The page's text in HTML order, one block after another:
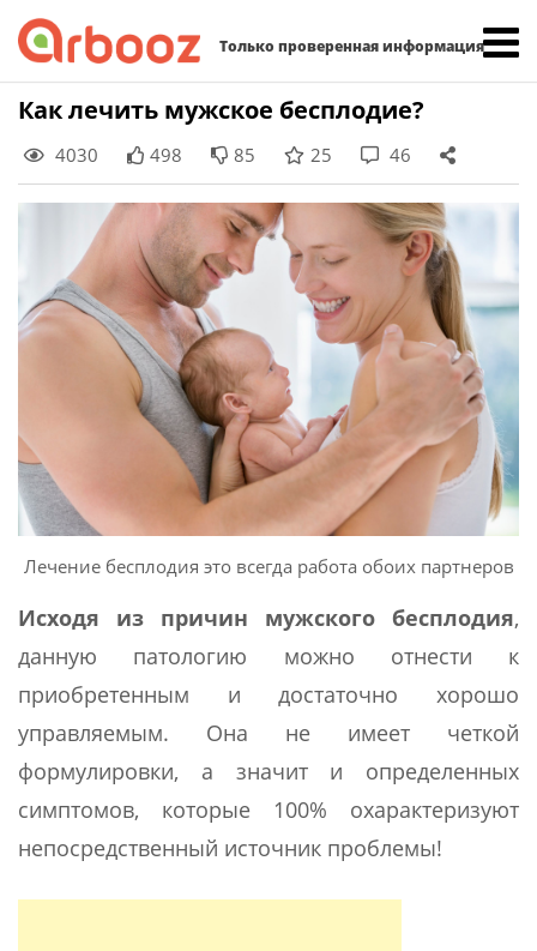
Только проверенная информация
Skip
content
Как лечить мужское бесплодие?
4030 498 85 25 46
Лечение бесплодия это всегда работа обоих партнеров
Исходя из причин мужского бесплодия,
данную патологию можно отнести к
приобретенным и достаточно хорошо
управляемым. Она не имеет четкой
формулировки, а значит и определенных
симптомов, которые 100% охарактеризуют
непосредственный источник проблемы!
Найти: